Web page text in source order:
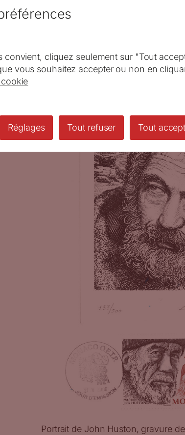
Monaco : John Huston, 2006
Albuisson, impression taille-
Albuisson)
Portrait de John Huston, gravure
cliquez seulement sur "Tout
vous souhaitez accepter ou non en
Réglages Tout refuser Tout